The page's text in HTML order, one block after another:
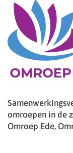
omroepen in de
Omroep Ede,